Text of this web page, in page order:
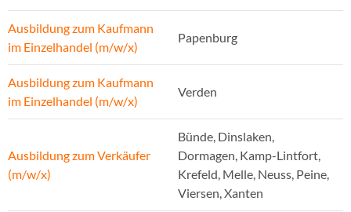
Ausbildung zum Kaufmann
im Einzelhandel (m/w/x)
Papenburg
Ausbildung zum Kaufmann
im Einzelhandel (m/w/x)
Verden
Ausbildung zum Verkäufer
(m/w/x)
Bünde, Dinslaken,
Dormagen, Kamp-Lintfort,
Krefeld, Melle, Neuss, Peine,
Viersen, Xanten